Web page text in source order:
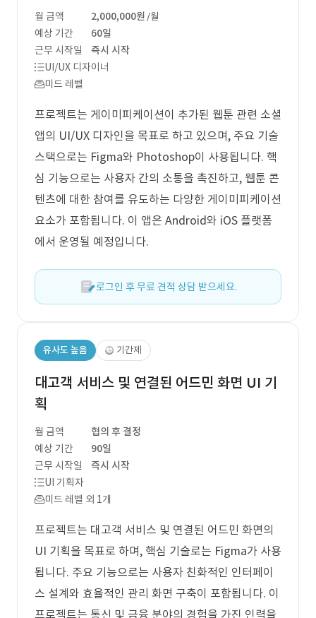
월 금액 2,000,000원 /월
예상 기간
60일
근무 시작일
즉시 시작
UI/UX 디자이너
미드 레벨
프로젝트는 게이미피케이션이 추가된 웹툰 관련 소셜
앱의 UI/UX 디자인을 목표로 하고 있으며, 주요 기술
스택으로는 Figma와 Photoshop이 사용됩니다. 핵
심 기능으로는 사용자 간의 소통을 촉진하고, 웹툰 콘
텐츠에 대한 참여를 유도하는 다양한 게이미피케이션
요소가 포함됩니다. 이 앱은 Android와 iOS 플랫폼
에서 운영될 예정입니다.
로그인 후 무료 견적 상담 받으세요.
유사도 높음 기간제
대고객 서비스 및 연결된 어드민 화면 UI 기
획
월 금액
협의 후 결정
예상 기간
90일
근무 시작일
즉시 시작
UI 기획자
미드 레벨 외 1개
프로젝트는 대고객 서비스 및 연결된 어드민 화면의
UI 기획을 목표로 하며, 핵심 기술로는 Figma가 사용
됩니다. 주요 기능으로는 사용자 친화적인 인터페이
스 설계와 효율적인 관리 화면 구축이 포함됩니다. 이
프로젝트는 통신 및 금융 분야의 경험을 가진 인력을